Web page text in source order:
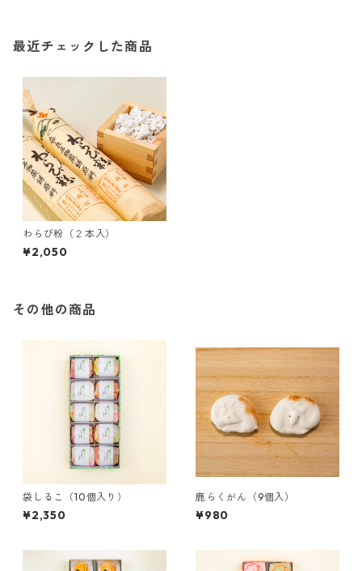
最近チェックした商品
わらび粉（２本入）
¥2,050
その他の商品
袋しるこ（10個入り）
¥2,350
鹿らくがん（9個入）
¥980